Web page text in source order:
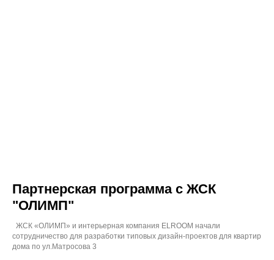
Партнерская программа с ЖСК
"ОЛИМП"
ЖСК «ОЛИМП» и интерьерная компания ELROOM начали
сотрудничество для разработки типовых дизайн-проектов для квартир
дома по ул.Матросова 3